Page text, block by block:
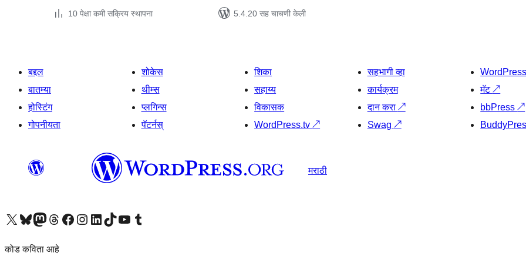
10 पेक्षा कमी सक्रिय स्थापना
5.4.20 सह चाचणी केली
बद्दल
बातम्या
होस्टिंग
गोपनीयता
शोकेस
थीम्स
प्लगिन्स
पॅटर्नस्
शिका
सहाय्य
विकासक
WordPress.tv↗
सहभागी व्हा
कार्यक्रम
दान करा ↗
Swag ↗
मॅट↗
bbPress↗
मराठी
आमच्या X (एक्स) (पूर्वीचे ट्विटर) खात्याला भेट द्या आमच्या ब्लूस्की खात्याला भेट द्या.आमच्या Mastodon खात्याला भेट द्या.आमच्या थ्रेड्स खात्याला भेट द्या. आमच्या फेसबुक पेजला भेट द्या आमच्या इंस्टाग्राम खात्याला भेट द्या आमच्या लिंक्डइन खात्याला भेट द्या आमच्या टिकटॉक अकाउंटला भेट द्या.आमच्या यूट्यूब चॅनेलला भेट द्या आमच्या टंबलर खात्याला भेट द्या.
कोड कविता आहे